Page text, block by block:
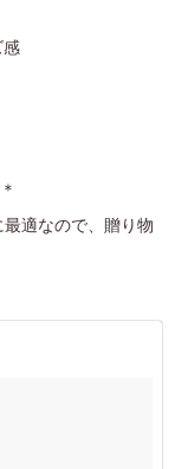
感
適なので、贈り物